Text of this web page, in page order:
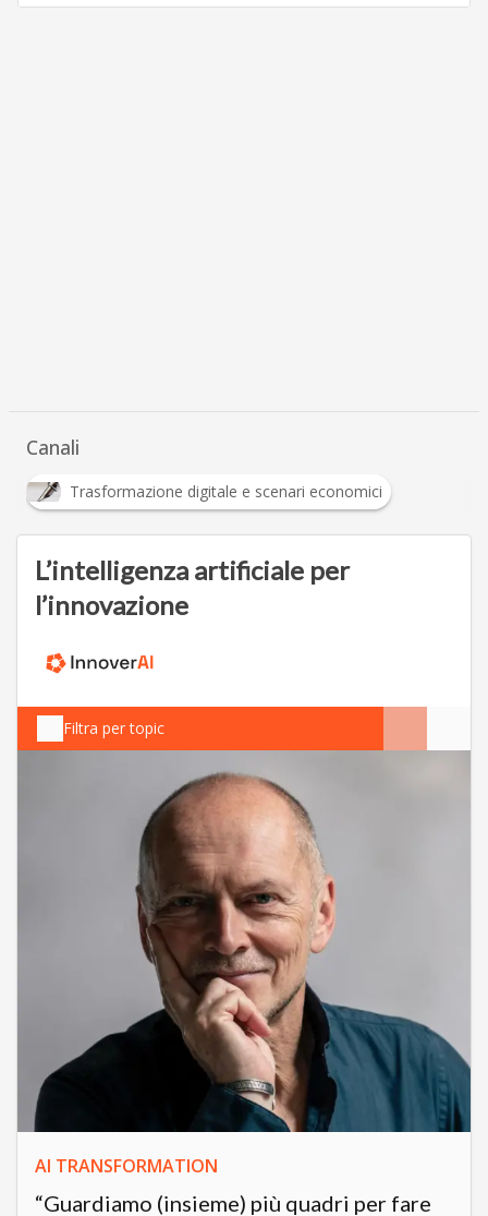
Canali
Trasformazione digitale e scenari economici
L’intelligenza artificiale per
l’innovazione
Filtra per topic
AI TRANSFORMATION
“Guardiamo (insieme) più quadri per fare